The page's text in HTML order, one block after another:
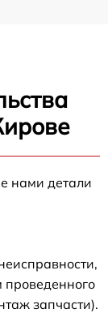
нами детали
проведенного
запчасти).